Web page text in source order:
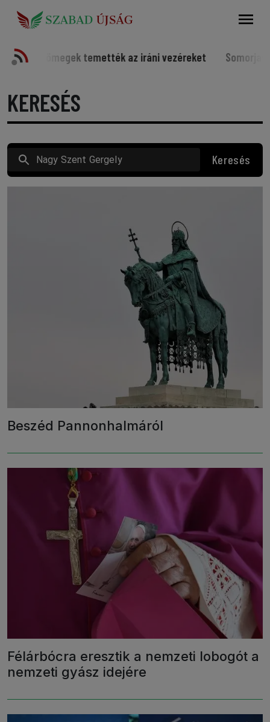
az iráni vezéreket Somorjai sportolók a világ
KERESÉS
Keresés
Beszéd Pannonhalmáról
Félárbócra eresztik a nemzeti lobogót a
nemzeti gyász idejére